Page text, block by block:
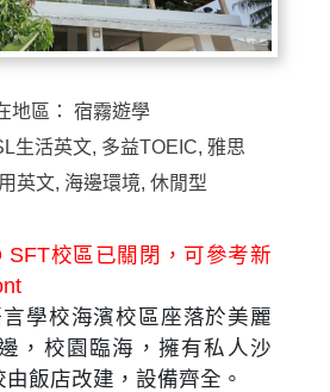
地區：
宿霧遊學
生活英文, 多益TOEIC, 雅思
英文, 海邊環境, 休閒型
SFT校區已關閉，可參考新
學校海濱校區座落於美麗
，校園臨海，擁有私人沙
飯店改建，設備齊全。